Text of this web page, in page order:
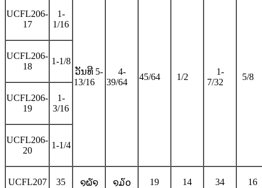
UCFL206-
17
1-
1/16
ວັນທີ 5-
13/16
4-
39/64
45/64 1/2
1-
7/32
5/8
UCFL206-
18
1-1/8
UCFL206-
19
1-
3/16
UCFL206-
20
1-1/4
UCFL207 35 ໑໖໑ ໑໓໐ 19 14 34 16